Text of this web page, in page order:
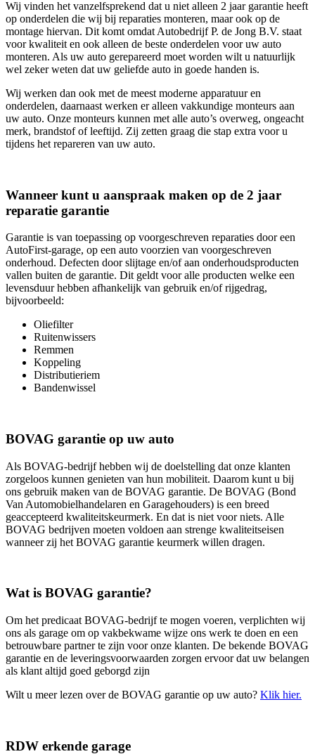
Wij vinden het vanzelfsprekend dat u niet alleen 2 jaar garantie heeft
op onderdelen die wij bij reparaties monteren, maar ook op de
montage hiervan. Dit komt omdat Autobedrijf P. de Jong B.V. staat
voor kwaliteit en ook alleen de beste onderdelen voor uw auto
monteren. Als uw auto gerepareerd moet worden wilt u natuurlijk
wel zeker weten dat uw geliefde auto in goede handen is.
Wij werken dan ook met de meest moderne apparatuur en
onderdelen, daarnaast werken er alleen vakkundige monteurs aan
uw auto. Onze monteurs kunnen met alle auto’s overweg, ongeacht
merk, brandstof of leeftijd. Zij zetten graag die stap extra voor u
tijdens het repareren van uw auto.
Wanneer kunt u aanspraak maken op de 2 jaar
reparatie garantie
Garantie is van toepassing op voorgeschreven reparaties door een
AutoFirst-garage, op een auto voorzien van voorgeschreven
onderhoud. Defecten door slijtage en/of aan onderhoudsproducten
vallen buiten de garantie. Dit geldt voor alle producten welke een
levensduur hebben afhankelijk van gebruik en/of rijgedrag,
bijvoorbeeld:
Oliefilter
Ruitenwissers
Remmen
Koppeling
Distributieriem
Bandenwissel
BOVAG garantie op uw auto
Als BOVAG-bedrijf hebben wij de doelstelling dat onze klanten
zorgeloos kunnen genieten van hun mobiliteit. Daarom kunt u bij
ons gebruik maken van de BOVAG garantie. De BOVAG (Bond
Van Automobielhandelaren en Garagehouders) is een breed
geaccepteerd kwaliteitskeurmerk. En dat is niet voor niets. Alle
BOVAG bedrijven moeten voldoen aan strenge kwaliteitseisen
wanneer zij het BOVAG garantie keurmerk willen dragen.
Wat is BOVAG garantie?
Om het predicaat BOVAG-bedrijf te mogen voeren, verplichten wij
ons als garage om op vakbekwame wijze ons werk te doen en een
betrouwbare partner te zijn voor onze klanten. De bekende BOVAG
garantie en de leveringsvoorwaarden zorgen ervoor dat uw belangen
als klant altijd goed geborgd zijn
Wilt u meer lezen over de BOVAG garantie op uw auto? Klik hier.
RDW erkende garage